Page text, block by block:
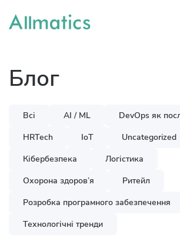
Блог
Всі AI / ML
DevOps як
HRTech
IoT Uncategorized
Кібербезпека
Логістика
Охорона здоров’я
Ритейл
Розробка програмного забезпечення
Технологічні тренди